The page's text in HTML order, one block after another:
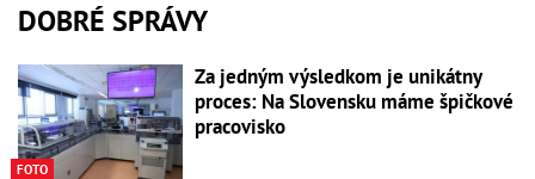
DOBRÉ SPRÁVY
FOTO
Za jedným výsledkom je unikátny
proces: Na Slovensku máme špičkové
pracovisko